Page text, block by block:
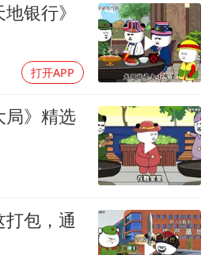
银行》
打开APP
局》精选
包，通